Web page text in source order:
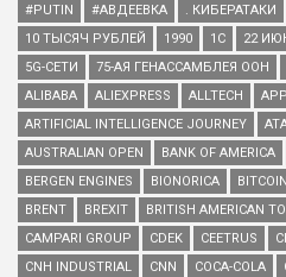
#PUTIN #АВДЕЕВКА . КИБЕРАТАКИ
10 ТЫСЯЧ РУБЛЕЙ
1990 1С 22
5G-СЕТИ
75-АЯ ГЕНАССАМБЛЕЯ ООН
ALIBABA
ALIEXPRESS ALLTECH
ARTIFICIAL INTELLIGENCE JOURNEY
AUSTRALIAN OPEN
BANK OF AMERICA
BERGEN ENGINES
BIONORICA BITCOIN
BRENT
BREXIT BRITISH AMERICAN
CAMPARI GROUP
CDEK CEETRUS
CNH INDUSTRIAL
CNN COCA-COLA